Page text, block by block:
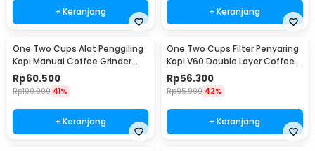
+ Keranjang + Keranjang
One Two Cups Alat Penggiling
Kopi Manual Coffee Grinder
Adjustable - RHNHA0176
Rp60.500
Rp100.900 41%
+ Keranjang
One Two Cups Filter Penyaring
Kopi V60 Double Layer Coffee
Filter - FS-40S
Rp56.300
Rp95.900 42%
+ Keranjang